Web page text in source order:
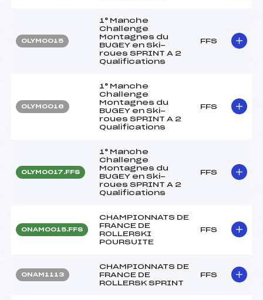
OLYM0015
1° Manche
Challenge
Montagnes du
BUGEY en Ski-
roues SPRINT A 2
Qualifications
FFS
OLYM0016
1° Manche
Challenge
Montagnes du
BUGEY en Ski-
roues SPRINT A 2
Qualifications
FFS
OLYM0017.FFS
1° Manche
Challenge
Montagnes du
BUGEY en Ski-
roues SPRINT A 2
Qualifications
FFS
ONAM0015.FFS
CHAMPIONNATS DE
FRANCE DE
ROLLERSKI
POURSUITE
FFS
ONAM1113
CHAMPIONNATS DE
FRANCE DE
ROLLERSK SPRINT
FFS